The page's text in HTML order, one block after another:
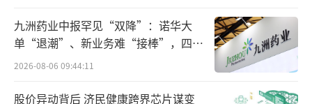
下一步，国家医保局将按照《DRG/DIP支
付方式改革三年行动计划》要求，形成多方参
与的评价与争议处理机制，促进医疗服务下
九洲药业中报罕见“双降”：诺华大
单“退潮”、新业务难“接棒”，四大
难关待闯
2026-08-06 09:44:11
股价异动背后 济民健康跨界芯片谋变